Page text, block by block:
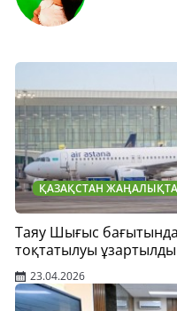
ҚАЗАҚСТАН
Таяу Шығыс
тоқтатылуы ұзартылды
23.04.2026